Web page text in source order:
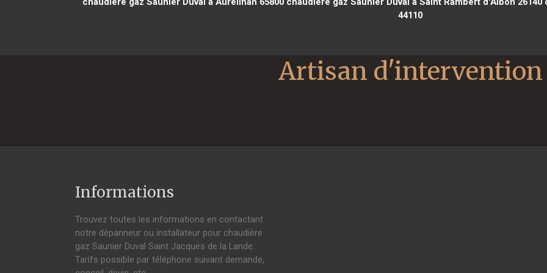
44110
Informations
Trouvez toutes les informations en contactant
notre dépanneur ou installateur pour chaudière
gaz Saunier Duval Saint Jacques de la Lande.
Tarifs possible par téléphone suivant demande,
Artisan d'intervention